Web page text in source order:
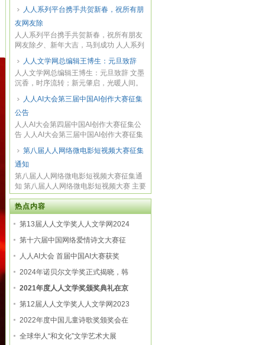
一马当
马踏祥
人人系列平台携手共贺新春，祝所有朋
友网友除
人人系列平台携手共贺新春，祝所有朋友
网友除夕、新年大吉，马到成功 人人系列
人人文学网总编辑王博生：元旦致辞
人人文学网总编辑王博生：元旦致辞 文墨
沉香，时序流转；新元肇启，光暖人间。
人人AI大会第三届中国AI创作大赛征集
公告
人人AI大会第四届中国AI创作大赛征集公
告 人人AI大会第三届中国AI创作大赛征集
第八届人人网络微电影短视频大赛征集
通知
第八届人人网络微电影短视频大赛征集通
知 第八届人人网络微电影短视频大赛 主要
面向影...
热点内容
第13届人人文学奖人人文学网2024
第十六届中国网络爱情诗文大赛征
人人AI大会 首届中国AI大赛获奖
2024年诺贝尔文学奖正式揭晓，韩
2021年度人人文学奖颁奖典礼在京
第12届人人文学奖人人文学网2023
2022年度中国儿童诗歌奖颁奖会在
全球华人“和文化”文学艺术大展